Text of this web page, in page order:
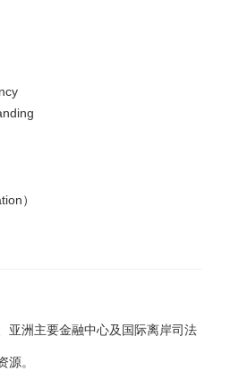
）
亚洲主要金融中心及国际离岸司法
。